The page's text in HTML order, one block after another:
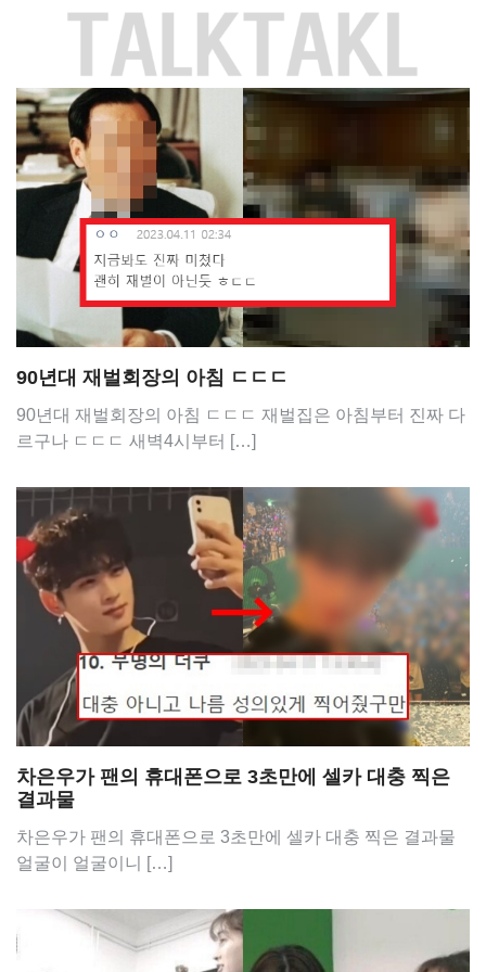
90년대 재벌회장의 아침 ㄷㄷㄷ
90년대 재벌회장의 아침 ㄷㄷㄷ 재벌집은 아침부터 진짜 다
르구나 ㄷㄷㄷ 새벽4시부터 […]
차은우가 팬의 휴대폰으로 3초만에 셀카 대충 찍은
결과물
차은우가 팬의 휴대폰으로 3초만에 셀카 대충 찍은 결과물
얼굴이 얼굴이니 […]